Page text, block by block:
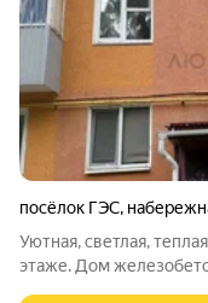
посёлок ГЭС,
Уютная, светлая,
этаже. Дом